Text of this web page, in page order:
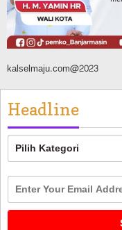
kalselmaju.com@2023
Headline
Headline